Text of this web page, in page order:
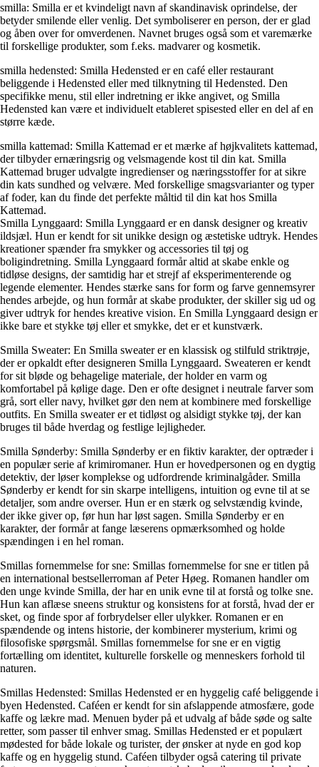
smilla: Smilla er et kvindeligt navn af skandinavisk oprindelse, der
betyder smilende eller venlig. Det symboliserer en person, der er glad
og åben over for omverdenen. Navnet bruges også som et varemærke
til forskellige produkter, som f.eks. madvarer og kosmetik.
smilla hedensted: Smilla Hedensted er en café eller restaurant
beliggende i Hedensted eller med tilknytning til Hedensted. Den
specifikke menu, stil eller indretning er ikke angivet, og Smilla
Hedensted kan være et individuelt etableret spisested eller en del af en
større kæde.
smilla kattemad: Smilla Kattemad er et mærke af højkvalitets kattemad,
der tilbyder ernæringsrig og velsmagende kost til din kat. Smilla
Kattemad bruger udvalgte ingredienser og næringsstoffer for at sikre
din kats sundhed og velvære. Med forskellige smagsvarianter og typer
af foder, kan du finde det perfekte måltid til din kat hos Smilla
Kattemad.
Smilla Lynggaard: Smilla Lynggaard er en dansk designer og kreativ
ildsjæl. Hun er kendt for sit unikke design og æstetiske udtryk. Hendes
kreationer spænder fra smykker og accessories til tøj og
boligindretning. Smilla Lynggaard formår altid at skabe enkle og
tidløse designs, der samtidig har et strejf af eksperimenterende og
legende elementer. Hendes stærke sans for form og farve gennemsyrer
hendes arbejde, og hun formår at skabe produkter, der skiller sig ud og
giver udtryk for hendes kreative vision. En Smilla Lynggaard design er
ikke bare et stykke tøj eller et smykke, det er et kunstværk.
Smilla Sweater: En Smilla sweater er en klassisk og stilfuld striktrøje,
der er opkaldt efter designeren Smilla Lynggaard. Sweateren er kendt
for sit bløde og behagelige materiale, der holder en varm og
komfortabel på kølige dage. Den er ofte designet i neutrale farver som
grå, sort eller navy, hvilket gør den nem at kombinere med forskellige
outfits. En Smilla sweater er et tidløst og alsidigt stykke tøj, der kan
bruges til både hverdag og festlige lejligheder.
Smilla Sønderby: Smilla Sønderby er en fiktiv karakter, der optræder i
en populær serie af krimiromaner. Hun er hovedpersonen og en dygtig
detektiv, der løser komplekse og udfordrende kriminalgåder. Smilla
Sønderby er kendt for sin skarpe intelligens, intuition og evne til at se
detaljer, som andre overser. Hun er en stærk og selvstændig kvinde,
der ikke giver op, før hun har løst sagen. Smilla Sønderby er en
karakter, der formår at fange læserens opmærksomhed og holde
spændingen i en hel roman.
Smillas fornemmelse for sne: Smillas fornemmelse for sne er titlen på
en international bestsellerroman af Peter Høeg. Romanen handler om
den unge kvinde Smilla, der har en unik evne til at forstå og tolke sne.
Hun kan aflæse sneens struktur og konsistens for at forstå, hvad der er
sket, og finde spor af forbrydelser eller ulykker. Romanen er en
spændende og intens historie, der kombinerer mysterium, krimi og
filosofiske spørgsmål. Smillas fornemmelse for sne er en vigtig
fortælling om identitet, kulturelle forskelle og menneskers forhold til
naturen.
Smillas Hedensted: Smillas Hedensted er en hyggelig café beliggende i
byen Hedensted. Caféen er kendt for sin afslappende atmosfære, gode
kaffe og lækre mad. Menuen byder på et udvalg af både søde og salte
retter, som passer til enhver smag. Smillas Hedensted er et populært
mødested for både lokale og turister, der ønsker at nyde en god kop
kaffe og en hyggelig stund. Caféen tilbyder også catering til private